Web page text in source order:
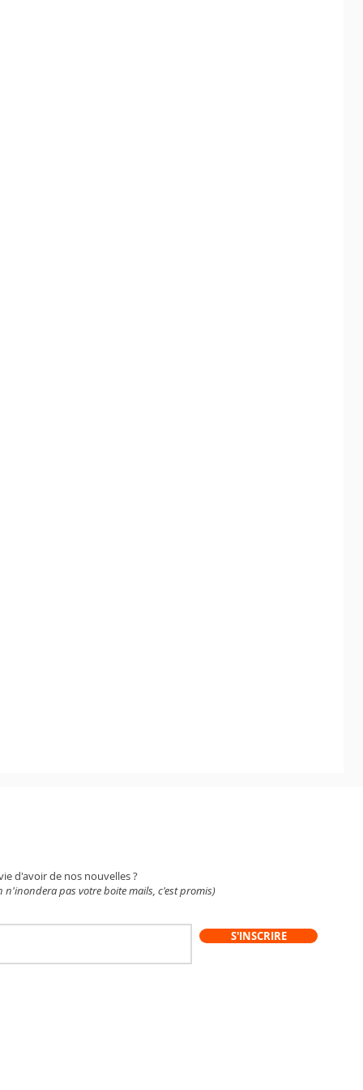
d'avoir de nos nouvelles ?
n'inondera pas votre boite mails, c'est promis)
S'INSCRIRE